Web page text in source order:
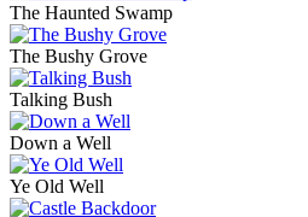
The Haunted Swamp
The Bushy Grove
Talking Bush
Down a Well
Ye Old Well